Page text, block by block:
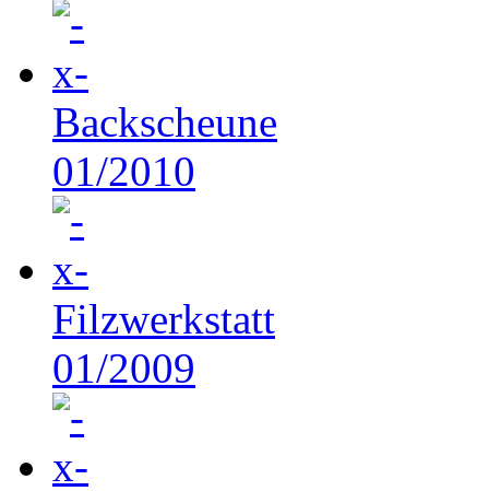
Backscheune
01/2010
Filzwerkstatt
01/2009